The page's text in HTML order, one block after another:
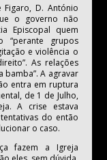
Figaro, D. António
o governo não
Episcopal quem
“perante grupos
e violência o
As relações
bamba”. A agravar
entra em ruptura
de 1 de Julho,
A crise estava
do então
o caso.
fazem a Igreja